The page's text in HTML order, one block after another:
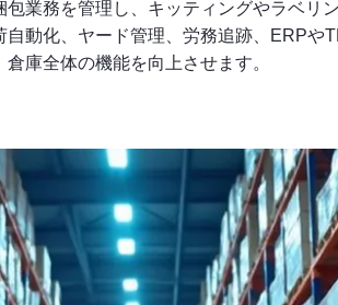
業務を管理し、キッティングやラベリ
動化、ヤード管理、労務追跡、ERPや
庫全体の機能を向上させます。